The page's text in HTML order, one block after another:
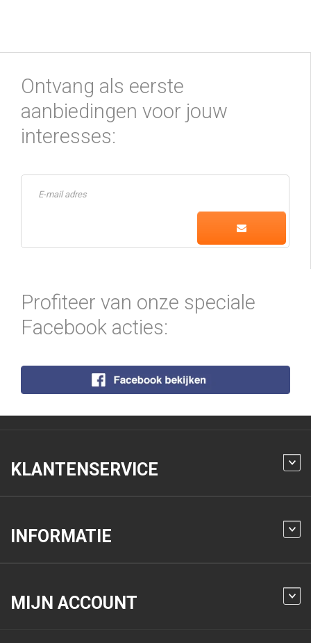
Ontvang als eerste
aanbiedingen voor jouw
interesses:
Profiteer van onze speciale
Facebook acties:
KLANTENSERVICE
INFORMATIE
MIJN ACCOUNT